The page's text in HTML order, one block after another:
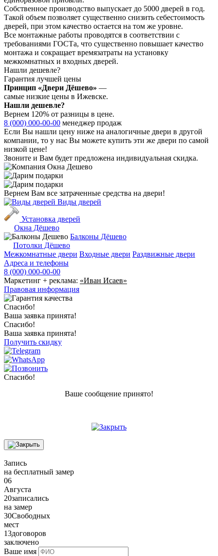
Собственное производство выпускает до 5000 дверей в год.
Такой объем позволяет существенно снизить себестоимость
дверей, при этом качество остается на том же уровне.
Все монтажные работы проводятся в соответствии с
требованиями ГОСТа, что существенно повышает качество
монтажа и сокращает времязатраты на установку
межкомнатных и входных дверей.
Нашли дешевле?
Гарантия лучшей цены
Принцип «Двери Дёшево» —
самые низкие цены в Ижевске.
Нашли дешевле?
Вернем 120% от разницы в цене.
8 (000) 000-00-00 менеджер продаж
Если Вы нашли цену ниже на аналогичные двери в другой
компании, то у нас Вы можете купить эти же двери по самой
низкой цене!
Звоните и Вам будет предложена индивидуальная скидка.
Вернем Вам все затраченные средства на двери!
Виды дверей
Установка дверей
Окна Дёшево
Балконы Дёшево
Потолки Дёшево
Межкомнатные двери Входные двери Раздвижные двери
Адреса и телефоны
8 (000) 000-00-00
Маркетинг + реклама: «Иван Исаев»
Правовая информация
Спасибо!
Ваша заявка принята!
Спасибо!
Ваша заявка принята!
Получить скидку
Спасибо!
Ваше сообщение принято!
Запись
на бесплатный замер
06
Августа
20записались
на замер
30Свободных
мест
13договоров
заключено
Ваше имя